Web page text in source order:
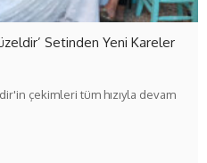
Setinden Yeni Kareler
çekimleri tüm hızıyla devam